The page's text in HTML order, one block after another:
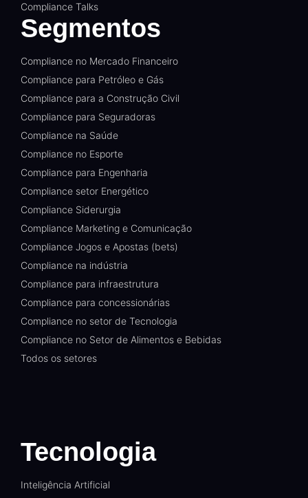
Compliance Talks
Segmentos
Compliance no Mercado Financeiro
Compliance para Petróleo e Gás
Compliance para a Construção Civil
Compliance para Seguradoras
Compliance na Saúde
Compliance no Esporte
Compliance para Engenharia
Compliance setor Energético
Compliance Siderurgia
Compliance Marketing e Comunicação
Compliance Jogos e Apostas (bets)
Compliance na indústria
Compliance para infraestrutura
Compliance para concessionárias
Compliance no setor de Tecnologia
Compliance no Setor de Alimentos e Bebidas
Todos os setores
Tecnologia
Inteligência Artificial